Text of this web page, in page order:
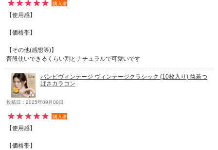
購入者
【使用感】
【価格帯】
【その他(感想等)】
普段使いできるくらい割とナチュラルで可愛いです
バンビヴィンテージ ヴィンテージクラシック (10枚入り) 益若つ
ばさカラコン
投稿日：2025年09月08日
購入者
【使用感】
【価格帯】